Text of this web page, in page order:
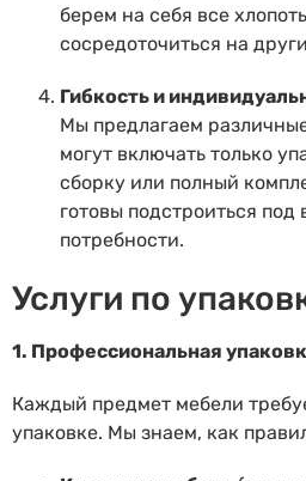
берем на себя все
сосредоточиться на
Гибкость и
Мы предлагаем
могут включать только
сборку или полный
готовы подстроиться
потребности.
Услуги по
1. Профессиональная
Каждый предмет мебели
упаковке. Мы знаем, как